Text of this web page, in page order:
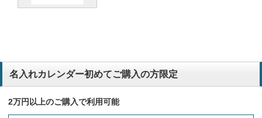
名入れカレンダー初めてご購入の方限定
2万円以上のご購入で利用可能